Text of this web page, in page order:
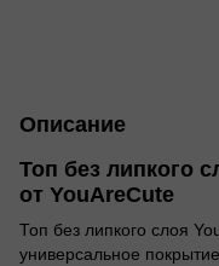
Описание
Топ без липкого
от YouAreCute
Топ без липкого слоя
универсальное